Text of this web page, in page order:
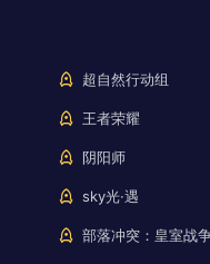
超自然行动组
王者荣耀
阴阳师
sky光·遇
部落冲突：皇室战